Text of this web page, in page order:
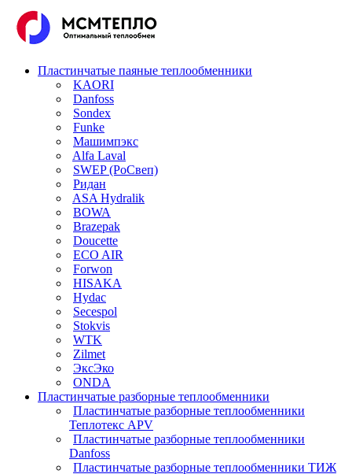
Пластинчатые паяные теплообменники
KAORI
Danfoss
Sondex
Funke
Машимпэкс
Alfa Laval
SWEP (РоСвеп)
Ридан
ASA Hydralik
BOWA
Brazepak
Doucette
ECO AIR
Forwon
HISAKA
Hydac
Secespol
Stokvis
WTK
Zilmet
ЭксЭко
ONDA
Пластинчатые разборные теплообменники
Пластинчатые разборные теплообменники
Теплотекс APV
Пластинчатые разборные теплообменники
Danfoss
Пластинчатые разборные теплообменники ТИЖ